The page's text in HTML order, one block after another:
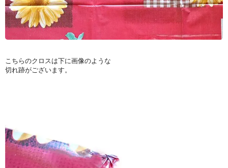
こちらのクロスは下に画像のような
切れ跡がございます。